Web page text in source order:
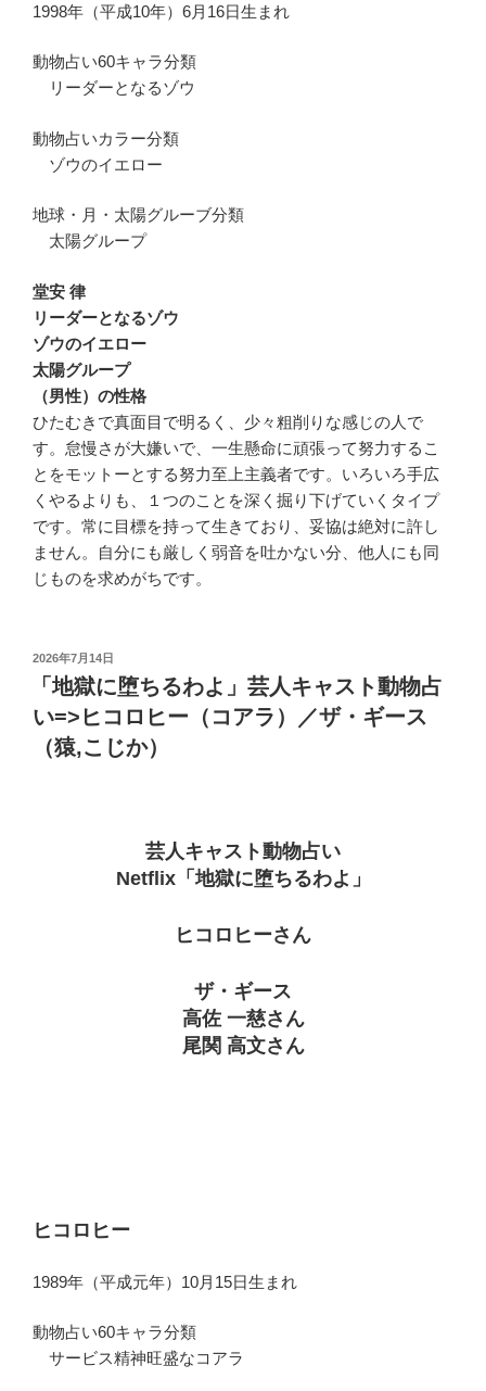
1998年（平成10年）6月16日生まれ
動物占い60キャラ分類
リーダーとなるゾウ
動物占いカラー分類
ゾウのイエロー
地球・月・太陽グルーブ分類
太陽グループ
堂安 律
リーダーとなるゾウ
ゾウのイエロー
太陽グループ
（男性）の性格
ひたむきで真面目で明るく、少々粗削りな感じの人で
す。怠慢さが大嫌いで、一生懸命に頑張って努力するこ
とをモットーとする努力至上主義者です。いろいろ手広
くやるよりも、１つのことを深く掘り下げていくタイプ
です。常に目標を持って生きており、妥協は絶対に許し
ません。自分にも厳しく弱音を吐かない分、他人にも同
じものを求めがちです。
投
2026年7月14日
「地獄に堕ちるわよ」芸人キャスト動物占
い=>ヒコロヒー（コアラ）／ザ・ギース
（猿,こじか）
芸人キャスト動物占い
Netflix「地獄に堕ちるわよ」
ヒコロヒーさん
ザ・ギース
高佐 一慈さん
尾関 高文さん
ヒコロヒー
1989年（平成元年）10月15日生まれ
動物占い60キャラ分類
サービス精神旺盛なコアラ